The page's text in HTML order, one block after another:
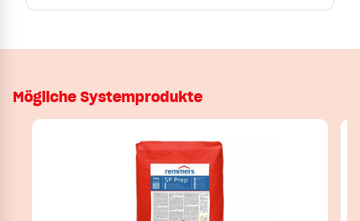
Mögliche Systemprodukte